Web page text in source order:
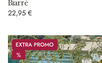
Biarré
22,95 €
Promos
%
%